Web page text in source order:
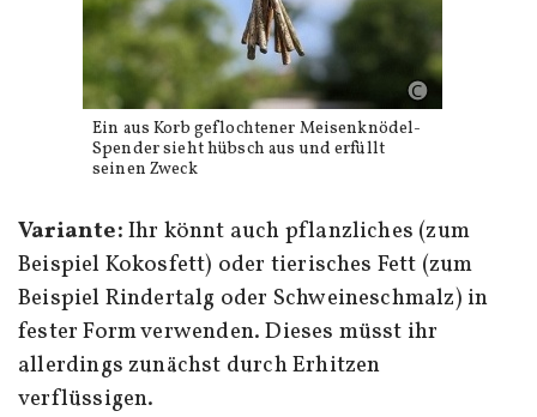
Ein aus Korb geflochtener Meisenknödel-
Spender sieht hübsch aus und erfüllt
seinen Zweck
Variante:Ihr könnt auch pflanzliches (zum
Beispiel Kokosfett) oder tierisches Fett (zum
Beispiel Rindertalg oder Schweineschmalz) in
fester Form verwenden. Dieses müsst ihr
allerdings zunächst durch Erhitzen
verflüssigen.